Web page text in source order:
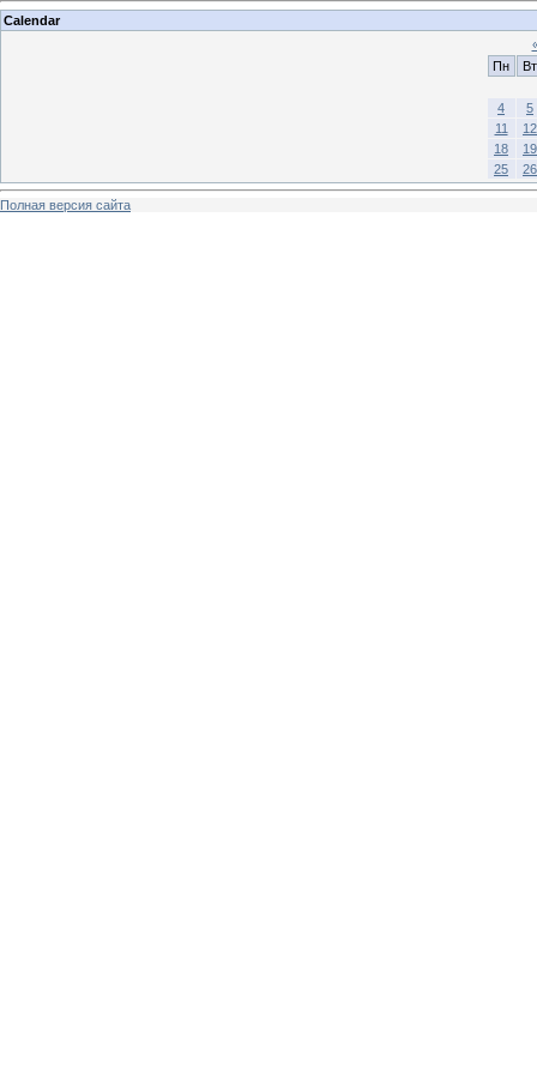
Calendar
Пн
Вт
4
5
11
12
18
19
25
26
Полная версия сайта